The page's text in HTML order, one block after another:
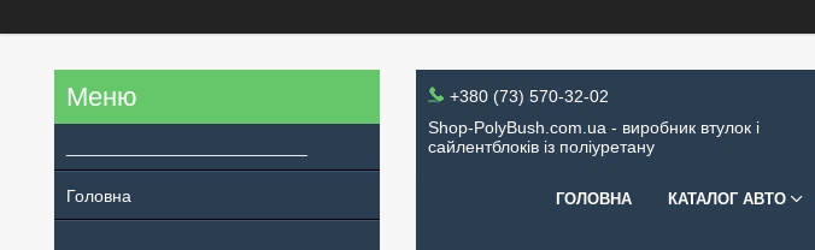
+380 (73) 570-32-02
Shop-PolyBush.com.ua - виробник втулок і
сайлентблоків із поліуретану
ГОЛОВНА КАТАЛОГ АВТО
Головна